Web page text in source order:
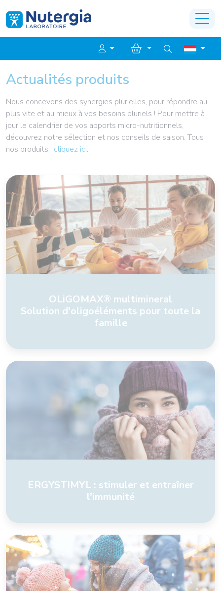
Actualités produits
Nous concevons des synergies plurielles, pour répondre au
plus vite et au mieux à vos besoins pluriels ! Pour mettre à
jour le calendrier de vos apports micro-nutritionnels,
découvrez notre sélection et nos conseils de saison. Tous
nos produits : cliquez ici.
OLiGOMAX® multimineral
Solution d'oligoéléments pour toute la
famille
ERGYSTIMYL : stimuler et entraîner
l'immunité